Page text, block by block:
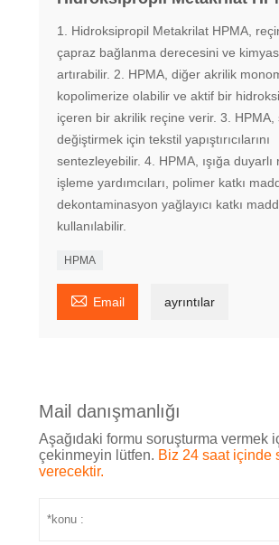
1. Hidroksipropil Metakrilat HPMA,
çapraz bağlanma derecesini ve
artırabilir. 2. HPMA, diğer akrilik
kopolimerize olabilir ve aktif bir
içeren bir akrilik reçine verir. 3. HPMA,
değiştirmek için tekstil yapıştırıcılarını
sentezleyebilir. 4. HPMA, ışığa duyarlı
işleme yardımcıları, polimer katkı
dekontaminasyon yağlayıcı katkı
kullanılabilir.
HPMA
 Email ayrıntılar
Mail danışmanlığı
Aşağıdaki formu soruşturma vermek
çekinmeyin lütfen. Biz 24 saat içinde
verecektir.